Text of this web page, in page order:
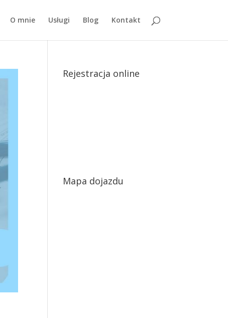
O mnie Usługi Blog Kontakt
Rejestracja online
Mapa dojazdu